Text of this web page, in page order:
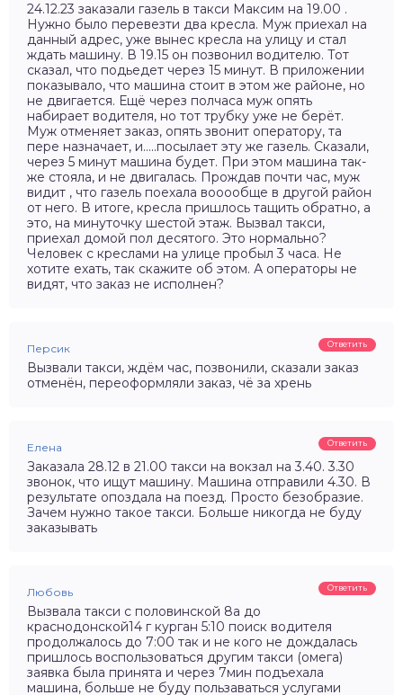
24.12.23 заказали газель в такси Максим на 19.00 .
Нужно было перевезти два кресла. Муж приехал на
данный адрес, уже вынес кресла на улицу и стал
ждать машину. В 19.15 он позвонил водителю. Тот
сказал, что подьедет через 15 минут. В приложении
показывало, что машина стоит в этом же районе, но
не двигается. Ещё через полчаса муж опять
набирает водителя, но тот трубку уже не берёт.
Муж отменяет заказ, опять звонит оператору, та
пере назначает, и…..посылает эту же газель. Сказали,
через 5 минут машина будет. При этом машина так-
же стояла, и не двигалась. Прождав почти час, муж
видит , что газель поехала вооообще в другой район
от него. В итоге, кресла пришлось тащить обратно, а
это, на минуточку шестой этаж. Вызвал такси,
приехал домой пол десятого. Это нормально?
Человек с креслами на улице пробыл 3 часа. Не
хотите ехать, так скажите об этом. А операторы не
видят, что заказ не исполнен?
Персик Ответить
Вызвали такси, ждём час, позвонили, сказали заказ
отменён, переоформляли заказ, чё за хрень
Елена Ответить
Заказала 28.12 в 21.00 такси на вокзал на 3.40. 3.30
звонок, что ищут машину. Машина отправили 4.30. В
результате опоздала на поезд. Просто безобразие.
Зачем нужно такое такси. Больше никогда не буду
заказывать
Любовь Ответить
Вызвала такси с половинской 8а до
краснодонской14 г курган 5:10 поиск водителя
продолжалось до 7:00 так и не кого не дождалась
пришлось воспользоваться другим такси (омега)
заявка была принята и через 7мин подъехала
машина, больше не буду пользаваться услугами